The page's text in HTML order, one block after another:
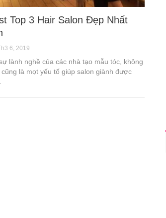
Top 3 Hair Salon Đẹp Nhất
6, 2019
lành nghề của các nhà tạo mẫu tóc, không
là mọt yếu tố giúp salon giành được